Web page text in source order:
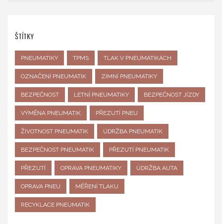
ŠTÍTKY
PNEUMATIKY TPMS TLAK V PNEUMATIKÁCH
OZNAČENÍ PNEUMATIK ZIMNÍ PNEUMATIKY
BEZPEČNOST LETNÍ PNEUMATIKY BEZPEČNOST JÍZDY
VÝMĚNA PNEUMATIK PŘEZUTÍ PNEU
ŽIVOTNOST PNEUMATIK ÚDRŽBA PNEUMATIK
BEZPEČNOST PNEUMATIK PŘEZUTÍ PNEUMATIK
PŘEZUTÍ OPRAVA PNEUMATIKY ÚDRŽBA AUTA
OPRAVA PNEU MĚŘENÍ TLAKU
RECYKLACE PNEUMATIK